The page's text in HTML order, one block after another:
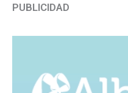
PUBLICIDAD